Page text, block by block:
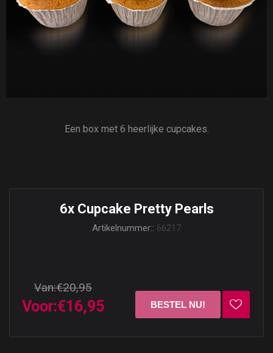
Een box met 6 heerlijke cupcakes.
6x Cupcake Pretty Pearls
Artikelnummer:: 66217
Van:€20,95
Voor:€16,95